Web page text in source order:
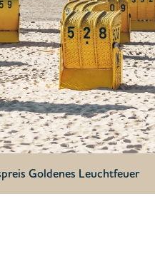
Goldenes Leuchtfeuer